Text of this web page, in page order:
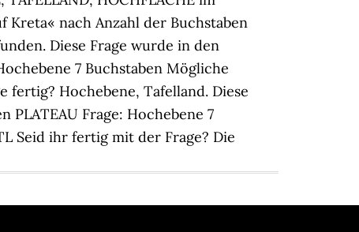
nach Anzahl der Buchstaben
Diese Frage wurde in den
7 Buchstaben Mögliche
fertig? Hochebene, Tafelland. Diese
PLATEAU Frage: Hochebene 7
Seid ihr fertig mit der Frage? Die